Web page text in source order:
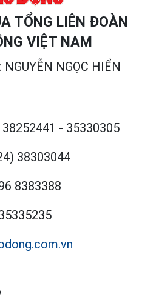
TỔNG LIÊN ĐOÀN
VIỆT NAM
NGỌC HIỂN
- 35330305
38303044
8383388